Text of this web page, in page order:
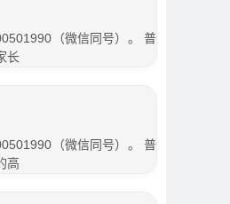
（微信同号）。 普
长
（微信同号）。 普
高